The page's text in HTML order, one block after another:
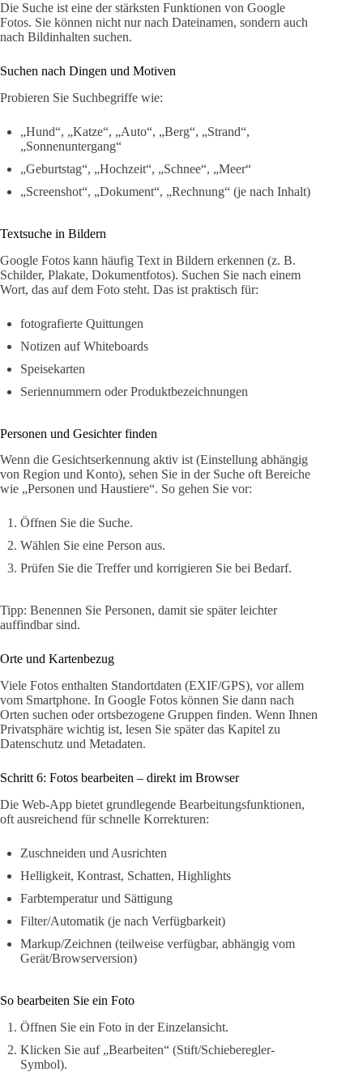
Die Suche ist eine der stärksten Funktionen von Google
Fotos. Sie können nicht nur nach Dateinamen, sondern auch
nach Bildinhalten suchen.
Suchen nach Dingen und Motiven
Probieren Sie Suchbegriffe wie:
„Hund“, „Katze“, „Auto“, „Berg“, „Strand“,
„Sonnenuntergang“
„Geburtstag“, „Hochzeit“, „Schnee“, „Meer“
„Screenshot“, „Dokument“, „Rechnung“ (je nach Inhalt)
Textsuche in Bildern
Google Fotos kann häufig Text in Bildern erkennen (z. B.
Schilder, Plakate, Dokumentfotos). Suchen Sie nach einem
Wort, das auf dem Foto steht. Das ist praktisch für:
fotografierte Quittungen
Notizen auf Whiteboards
Speisekarten
Seriennummern oder Produktbezeichnungen
Personen und Gesichter finden
Wenn die Gesichtserkennung aktiv ist (Einstellung abhängig
von Region und Konto), sehen Sie in der Suche oft Bereiche
wie „Personen und Haustiere“. So gehen Sie vor:
Öffnen Sie die Suche.
Wählen Sie eine Person aus.
Prüfen Sie die Treffer und korrigieren Sie bei Bedarf.
Tipp: Benennen Sie Personen, damit sie später leichter
auffindbar sind.
Orte und Kartenbezug
Viele Fotos enthalten Standortdaten (EXIF/GPS), vor allem
vom Smartphone. In Google Fotos können Sie dann nach
Orten suchen oder ortsbezogene Gruppen finden. Wenn Ihnen
Privatsphäre wichtig ist, lesen Sie später das Kapitel zu
Datenschutz und Metadaten.
Schritt 6: Fotos bearbeiten – direkt im Browser
Die Web-App bietet grundlegende Bearbeitungsfunktionen,
oft ausreichend für schnelle Korrekturen:
Zuschneiden und Ausrichten
Helligkeit, Kontrast, Schatten, Highlights
Farbtemperatur und Sättigung
Filter/Automatik (je nach Verfügbarkeit)
Markup/Zeichnen (teilweise verfügbar, abhängig vom
Gerät/Browserversion)
So bearbeiten Sie ein Foto
Öffnen Sie ein Foto in der Einzelansicht.
Klicken Sie auf „Bearbeiten“ (Stift/Schieberegler-
Symbol).